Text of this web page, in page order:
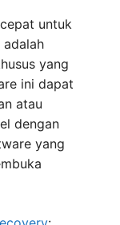
untuk
yang
ini dapat
atau
dengan
yang